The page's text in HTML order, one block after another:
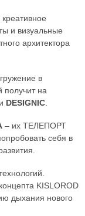
и визуальные
архитектора
в
получит на
DESIGNIC
– их ТЕЛЕПОРТ
себя в
KISLOROD
дыхания нового